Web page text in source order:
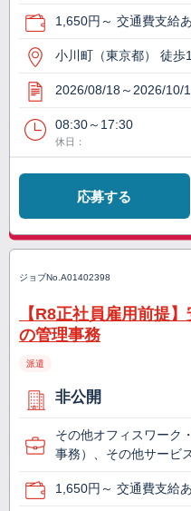
1,650円～ 交通費支給
小川町（東京都） 徒歩
2026/08/18～2026/10/
08:30～17:30
休日：
応募する
ジョブNo. A01402398
【R8正社員雇用前提
の管理事務
派遣
非公開
その他オフィスワーク
事務）、その他サービ
1,650円～ 交通費支給